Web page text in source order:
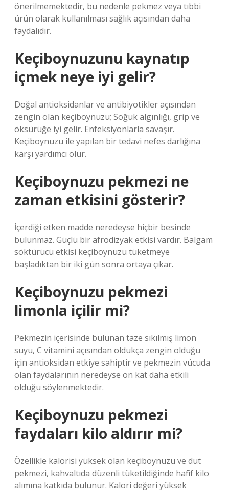
önerilmemektedir, bu nedenle pekmez veya tıbbi
ürün olarak kullanılması sağlık açısından daha
faydalıdır.
Keçiboynuzunu kaynatıp
içmek neye iyi gelir?
Doğal antioksidanlar ve antibiyotikler açısından
zengin olan keçiboynuzu; Soğuk algınlığı, grip ve
öksürüğe iyi gelir. Enfeksiyonlarla savaşır.
Keçiboynuzu ile yapılan bir tedavi nefes darlığına
karşı yardımcı olur.
Keçiboynuzu pekmezi ne
zaman etkisini gösterir?
İçerdiği etken madde neredeyse hiçbir besinde
bulunmaz. Güçlü bir afrodizyak etkisi vardır. Balgam
söktürücü etkisi keçiboynuzu tüketmeye
başladıktan bir iki gün sonra ortaya çıkar.
Keçiboynuzu pekmezi
limonla içilir mi?
Pekmezin içerisinde bulunan taze sıkılmış limon
suyu, C vitamini açısından oldukça zengin olduğu
için antioksidan etkiye sahiptir ve pekmezin vücuda
olan faydalarının neredeyse on kat daha etkili
olduğu söylenmektedir.
Keçiboynuzu pekmezi
faydaları kilo aldırır mi?
Özellikle kalorisi yüksek olan keçiboynuzu ve dut
pekmezi, kahvaltıda düzenli tüketildiğinde hafif kilo
alımına katkıda bulunur. Kalori değeri yüksek